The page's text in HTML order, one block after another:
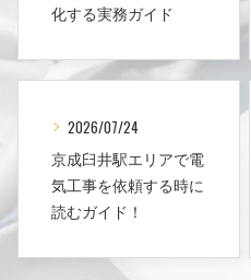
化する実務ガイド
2026/07/24
京成臼井駅エリアで電
気工事を依頼する時に
読むガイド！